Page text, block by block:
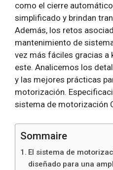
como el cierre
simplificado y brindan
Además, los retos
mantenimiento de
vez más fáciles gracias a
este. Analicemos los
y las mejores prácticas
motorización.
sistema de motorización
Sommaire
El sistema de
diseñado para una